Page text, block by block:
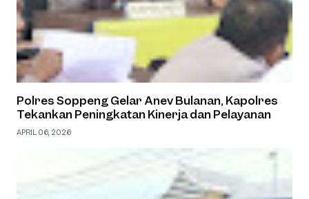
Polres Soppeng Gelar Anev Bulanan, Kapolres
Tekankan Peningkatan Kinerja dan Pelayanan
APRIL 06, 2026